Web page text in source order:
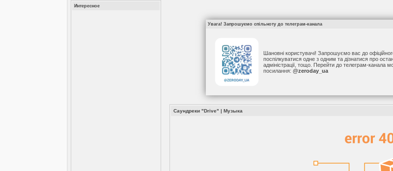
Интересное
Увага! Запрошуємо спільноту до телеграм-канала
Шановні користувачі! Запрошуємо вас до
поспілкуватися одне з одним та дізнатися про
адміністрації, тощо. Перейти до телеграм-
посилання: @zeroday_ua
Cаундреки "Drive" |Музыка